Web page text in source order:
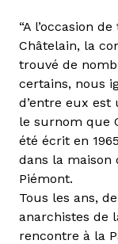
“A l’occasion
Châtelain, la
trouvé de
certains, nous
d’entre eux est
le surnom que
été écrit en
dans la maison
Piémont.
Tous les ans,
anarchistes de
rencontre à la